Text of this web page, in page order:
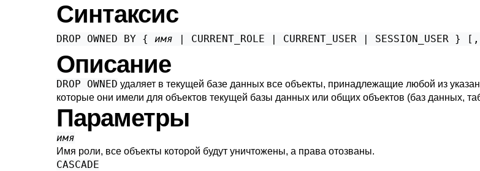
Синтаксис
DROP OWNED BY { имя | CURRENT_ROLE | CURRENT_USER |
Описание
DROP OWNED удаляет в текущей базе данных все объекты, принадлежащие любой из
которые они имели для объектов текущей базы данных или общих объектов (баз данных,
Параметры
имя
Имя роли, все объекты которой будут уничтожены, а права отозваны.
CASCADE